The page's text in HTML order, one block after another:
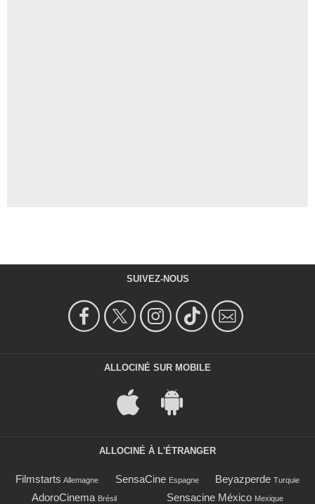
SUIVEZ-NOUS
ALLOCINÉ SUR MOBILE
ALLOCINÉ À L'ÉTRANGER
Filmstarts Allemagne SensaCine Espagne Beyazperde Turquie
AdoroCinema Brésil Sensacine México Mexique